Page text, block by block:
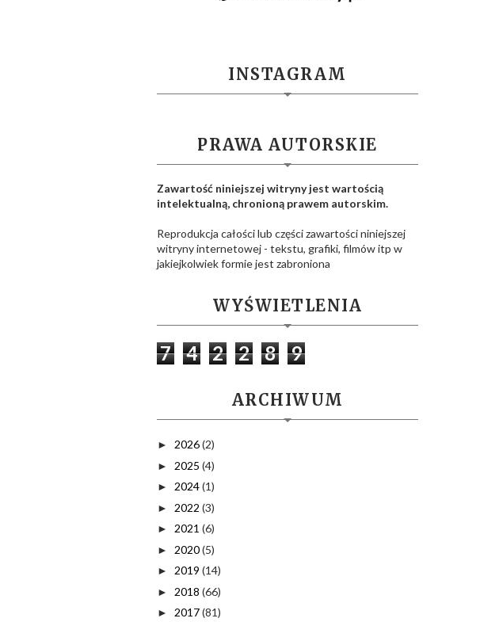
INSTAGRAM
PRAWA AUTORSKIE
Zawartość niniejszej witryny jest wartością
intelektualną, chronioną prawem autorskim.
Reprodukcja całości lub części zawartości niniejszej
witryny internetowej - tekstu, grafiki, filmów itp w
jakiejkolwiek formie jest zabroniona
WYŚWIETLENIA
7 4 2 2 8 9
ARCHIWUM
► 2026(2)
► 2025 (4)
► 2024(1)
► 2022 (3)
► 2021 (6)
► 2020(5)
► 2019 (14)
► 2018 (66)
► 2017(81)